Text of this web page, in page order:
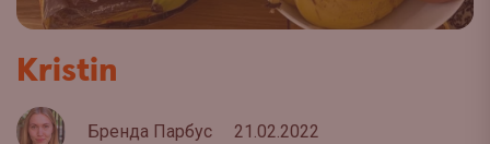
Kristin
Бренда Парбус 21.02.2022